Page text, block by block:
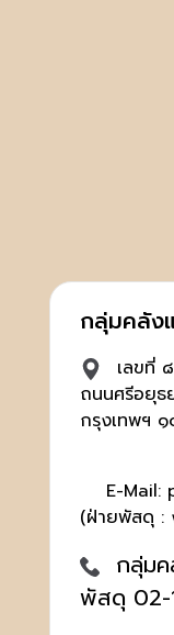
กลุ่มคลัง
เลขที่
ถนนศรีอยุธ
กรุงเทพฯ
E-Mail:
(ฝ่ายพัสดุ :
กลุ่ม
พัสดุ 02-